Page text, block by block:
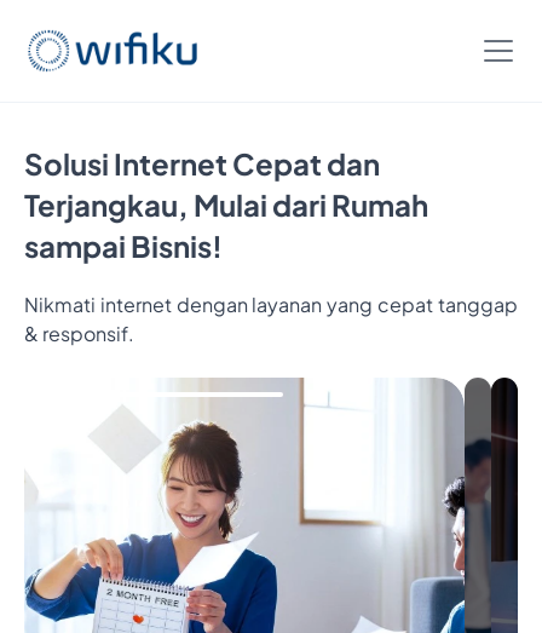
Solusi Internet Cepat dan
Terjangkau, Mulai dari Rumah
sampai Bisnis!
Nikmati internet dengan layanan yang cepat tanggap
& responsif.